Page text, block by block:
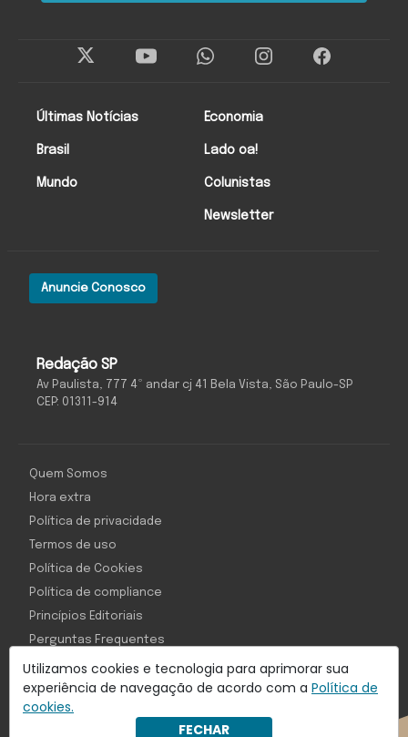
Utilizamos cookies e tecnologia para aprimorar sua
experiência de navegação de acordo com a Política de
cookies.
FECHAR
Redação SP
Av Paulista, 777 4º andar cj 41 Bela Vista, São Paulo-SP
CEP: 01311-914
Anuncie Conosco
Últimas Notícias
Brasil
Mundo
Economia
Lado oa!
Colunistas
Newsletter
Com inteligência e tecnologia:
Object1ve - Marketing Solution
Quem Somos
Hora extra
Política de privacidade
Termos de uso
Política de Cookies
Política de compliance
Princípios Editoriais
Perguntas Frequentes